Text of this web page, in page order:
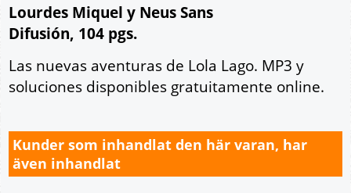
Lourdes Miquel y Neus Sans
Difusión, 104 pgs.
Las nuevas aventuras de Lola Lago. MP3 y
soluciones disponibles gratuitamente online.
Kunder som inhandlat den här varan, har
även inhandlat